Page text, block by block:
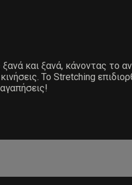
και ξανά, κάνοντας
Το Stretching